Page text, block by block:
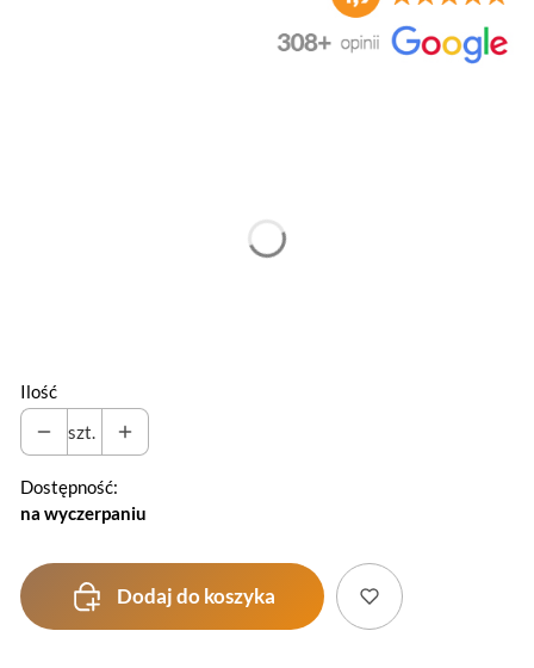
Ilość
szt.
Dostępność:
na wyczerpaniu
Dodaj do koszyka